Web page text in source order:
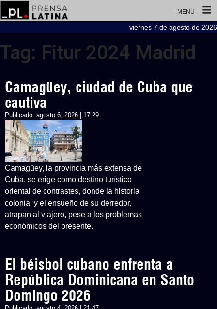
MENU
viernes 7 de agosto de 2026
Tag: Fitur 2024 Madrid
Camagüey, ciudad de Cuba que
cautiva
Publicado: agosto 6, 2026 | 17:29
Camagüey, la provincia más extensa de
Cuba, se erige como destino turístico
oriental de contrastes, donde la historia
colonial y el ensueño de su derredor,
atrapan al viajero, pese a los problemas
económicos del presente.
El béisbol cubano enfrenta a
República Dominicana en Santo
Domingo 2026